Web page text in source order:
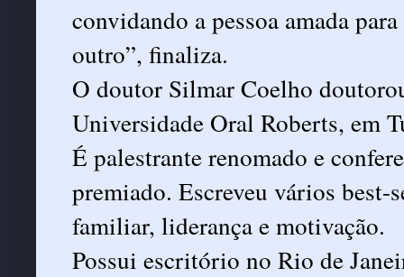
convidando a pessoa amada
outro”, finaliza.
O doutor Silmar Coelho
Universidade Oral Roberts, em
É palestrante renomado e
premiado. Escreveu vários best-
familiar, liderança e motivação.
Possui escritório no Rio de